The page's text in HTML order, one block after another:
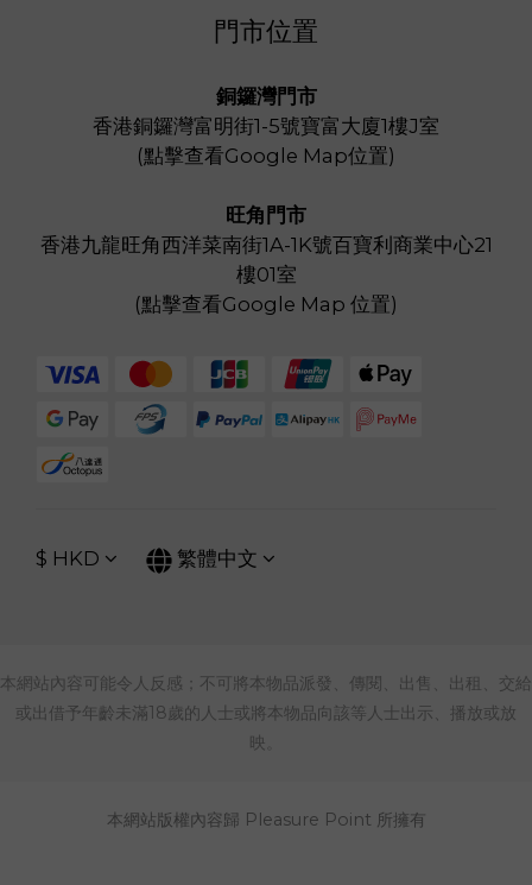
門市位置
銅鑼灣門市
香港銅鑼灣富明街1-5號寶富大廈1樓J室
(點擊查看Google Map位置)
旺角門市
香港九龍旺角西洋菜南街1A-1K號百寶利商業中心21
樓01室
(點擊查看Google Map 位置)
$ HKD 繁體中文
本網站內容可能令人反感；不可將本物品派發、傳閱、出售、出租、交給
或出借予年齡未滿18歲的人士或將本物品向該等人士出示、播放或放
映。
本網站版權內容歸 Pleasure Point 所擁有